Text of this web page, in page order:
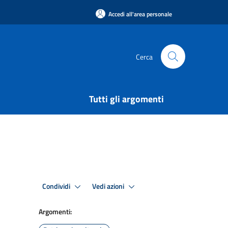
Accedi all'area personale
Cerca
Tutti gli argomenti
Condividi Vedi azioni
Argomenti: